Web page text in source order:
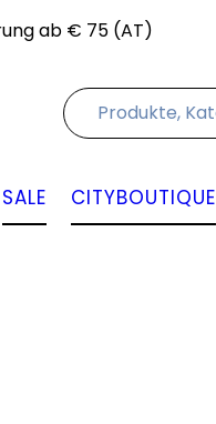
ab € 75 (AT)
SALE CITYBOUTIQUE